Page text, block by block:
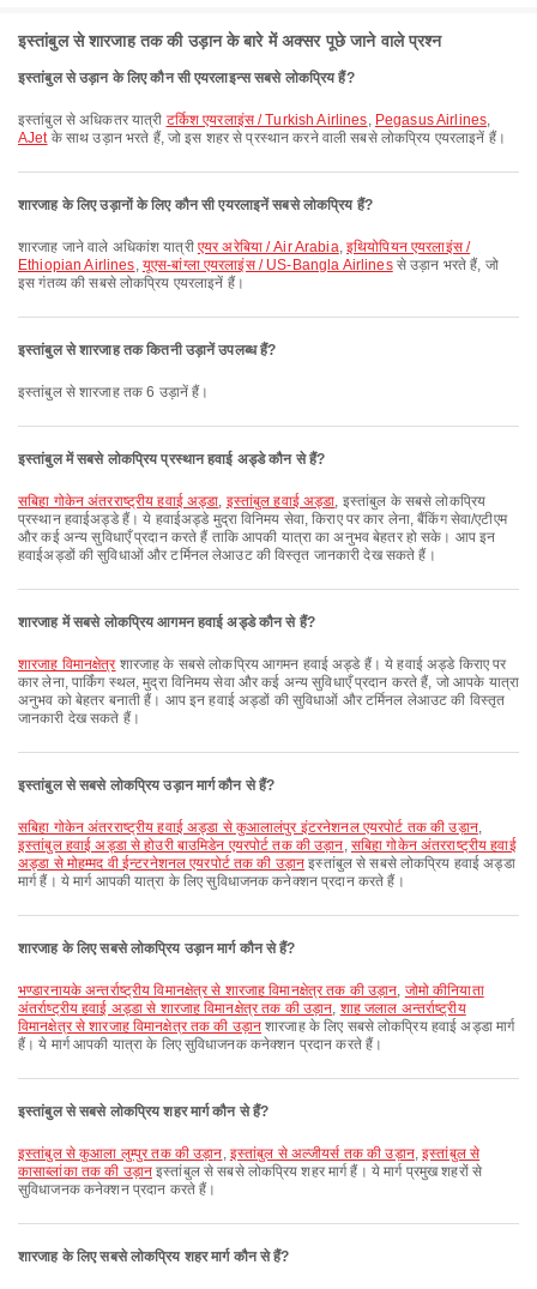
इस्तांबुल से शारजाह तक की उड़ान के बारे में अक्सर पूछे जाने वाले प्रश्न
इस्तांबुल से उड़ान के लिए कौन सी एयरलाइन्स सबसे लोकप्रिय हैं?
इस्तांबुल से अधिकतर यात्री टर्किश एयरलाइंस / Turkish Airlines, Pegasus Airlines,
AJetके साथ उड़ान भरते हैं, जो इस शहर से प्रस्थान करने वाली सबसे लोकप्रिय एयरलाइनें हैं।
शारजाह के लिए उड़ानों के लिए कौन सी एयरलाइनें सबसे लोकप्रिय हैं?
शारजाह जाने वाले अधिकांश यात्री एयर अरेबिया / Air Arabia,इथियोपियन एयरलाइंस /
Ethiopian Airlines, यूएस-बांग्ला एयरलाइंस / US-Bangla Airlinesसे उड़ान भरते हैं, जो
इस गंतव्य की सबसे लोकप्रिय एयरलाइनें हैं।
इस्तांबुल से शारजाह तक कितनी उड़ानें उपलब्ध हैं?
इस्तांबुल से शारजाह तक 6 उड़ानें हैं।
इस्तांबुल में सबसे लोकप्रिय प्रस्थान हवाई अड्डे कौन से हैं?
सबिहा गोकेन अंतरराष्ट्रीय हवाई अड्डा, इस्तांबुल हवाई अड्डा, इस्तांबुल के सबसे लोकप्रिय
प्रस्थान हवाईअड्डे हैं। ये हवाईअड्डे मुद्रा विनिमय सेवा, किराए पर कार लेना, बैंकिंग सेवा/एटीएम
और कई अन्य सुविधाएँ प्रदान करते हैं ताकि आपकी यात्रा का अनुभव बेहतर हो सके। आप इन
हवाईअड्डों की सुविधाओं और टर्मिनल लेआउट की विस्तृत जानकारी देख सकते हैं।
शारजाह में सबसे लोकप्रिय आगमन हवाई अड्डे कौन से हैं?
शारजाह विमानक्षेत्रशारजाह के सबसे लोकप्रिय आगमन हवाई अड्डे हैं। ये हवाई अड्डे किराए पर
कार लेना, पार्किंग स्थल, मुद्रा विनिमय सेवा और कई अन्य सुविधाएँ प्रदान करते हैं, जो आपके यात्रा
अनुभव को बेहतर बनाती हैं। आप इन हवाई अड्डों की सुविधाओं और टर्मिनल लेआउट की विस्तृत
जानकारी देख सकते हैं।
इस्तांबुल से सबसे लोकप्रिय उड़ान मार्ग कौन से हैं?
सबिहा गोकेन अंतरराष्ट्रीय हवाई अड्डा से कुआलालंपुर इंटरनेशनल एयरपोर्ट तक की उड़ान,
इस्तांबुल हवाई अड्डा से होउरी बाउमिडेन एयरपोर्ट तक की उड़ान, सबिहा गोकेन अंतरराष्ट्रीय हवाई
अड्डा से मोहम्मद वी ईन्टरनेशनल एयरपोर्ट तक की उड़ान इस्तांबुल से सबसे लोकप्रिय हवाई अड्डा
मार्ग हैं। ये मार्ग आपकी यात्रा के लिए सुविधाजनक कनेक्शन प्रदान करते हैं।
शारजाह के लिए सबसे लोकप्रिय उड़ान मार्ग कौन से हैं?
भण्डारनायके अन्तर्राष्ट्रीय विमानक्षेत्र से शारजाह विमानक्षेत्र तक की उड़ान, जोमो कीनियाता
अंतर्राष्ट्रीय हवाई अड्डा से शारजाह विमानक्षेत्र तक की उड़ान, शाह जलाल अन्तर्राष्ट्रीय
विमानक्षेत्र से शारजाह विमानक्षेत्र तक की उड़ान शारजाह के लिए सबसे लोकप्रिय हवाई अड्डा मार्ग
हैं। ये मार्ग आपकी यात्रा के लिए सुविधाजनक कनेक्शन प्रदान करते हैं।
इस्तांबुल से सबसे लोकप्रिय शहर मार्ग कौन से हैं?
इस्तांबुल से कुआला लुम्पुर तक की उड़ान, इस्तांबुल से अल्जीयर्स तक की उड़ान,इस्तांबुल से
कासाब्लांका तक की उड़ानइस्तांबुल से सबसे लोकप्रिय शहर मार्ग हैं। ये मार्ग प्रमुख शहरों से
सुविधाजनक कनेक्शन प्रदान करते हैं।
शारजाह के लिए सबसे लोकप्रिय शहर मार्ग कौन से हैं?